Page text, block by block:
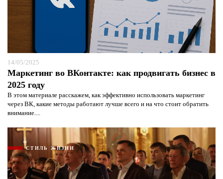
14/05/2025
Маркетинг во ВКонтакте: как продвигать бизнес в
2025 году
В этом материале расскажем, как эффективно использовать маркетинг
через ВК, какие методы работают лучше всего и на что стоит обратить
внимание....
СТИЛЬ ЖИЗНИ